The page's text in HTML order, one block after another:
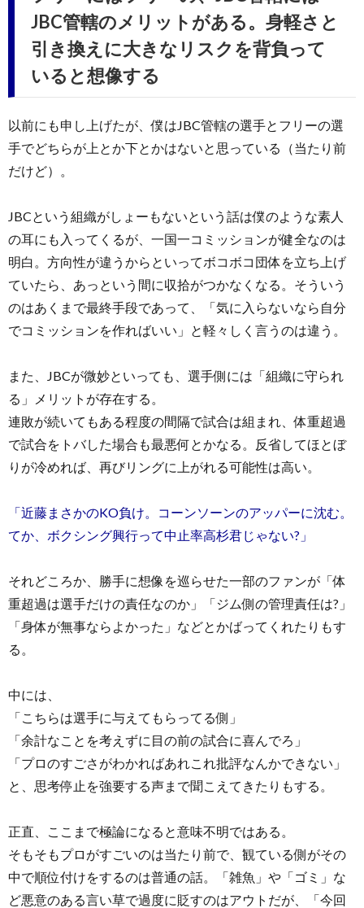
JBC管轄のメリットがある。身軽さと
引き換えに大きなリスクを背負って
いると想像する
以前にも申し上げたが、僕はJBC管轄の選手とフリーの選
手でどちらが上とか下とかはないと思っている（当たり前
だけど）。
JBCという組織がしょーもないという話は僕のような素人
の耳にも入ってくるが、一国一コミッションが健全なのは
明白。方向性が違うからといってボコボコ団体を立ち上げ
ていたら、あっという間に収拾がつかなくなる。そういう
のはあくまで最終手段であって、「気に入らないなら自分
でコミッションを作ればいい」と軽々しく言うのは違う。
また、JBCが微妙といっても、選手側には「組織に守られ
る」メリットが存在する。
連敗が続いてもある程度の間隔で試合は組まれ、体重超過
で試合をトバした場合も最悪何とかなる。反省してほとぼ
りが冷めれば、再びリングに上がれる可能性は高い。
「近藤まさかのKO負け。コーンソーンのアッパーに沈む。
てか、ボクシング興行って中止率高杉君じゃない?」
それどころか、勝手に想像を巡らせた一部のファンが「体
重超過は選手だけの責任なのか」「ジム側の管理責任は?」
「身体が無事ならよかった」などとかばってくれたりもす
る。
中には、
「こちらは選手に与えてもらってる側」
「余計なことを考えずに目の前の試合に喜んでろ」
「プロのすごさがわかればあれこれ批評なんかできない」
と、思考停止を強要する声まで聞こえてきたりもする。
正直、ここまで極論になると意味不明ではある。
そもそもプロがすごいのは当たり前で、観ている側がその
中で順位付けをするのは普通の話。「雑魚」や「ゴミ」な
ど悪意のある言い草で過度に貶すのはアウトだが、「今回